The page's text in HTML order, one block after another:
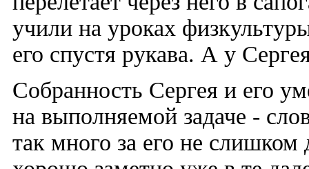
учили на уроках
его спустя рукава. А у
Собранность Сергея и его
на выполняемой задаче -
так много за его не